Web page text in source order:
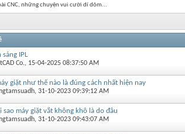
CNC, những chuyện vui cười dí dỏm...
sáng IPL
Co.‎, 15-04-2025 08:37:50 AM
giặt như thế nào là đúng cách nhất hiện nay
‎, 31-10-2023 09:39:12 AM
sao máy giặt vắt không khô là do đâu
‎, 31-10-2023 09:43:07 AM